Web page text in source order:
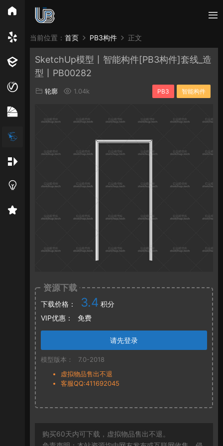
所有分类
Enscape PB3构件 构件 轮廓
当前位置： 首页 PB3构件 正文
SketchUp模型丨智能构件[PB3构件]套线_造
型丨PB00282
轮廓 1.04k PB3 智能构件
资源下载
下载价格： 3.4 积分
VIP优惠：
免费
请先登录
模型版本：
7.0-2018
虚拟物品售出不退
客服QQ:411692045
购买60天内可下载，虚拟物品售出不退。